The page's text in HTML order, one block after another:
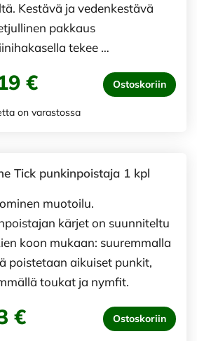
Kestävä ja vedenkestävä
pakkaus
tekee …
€ Ostoskoriin
on varastossa
Tick punkinpoistaja 1 kpl
muotoilu.
kärjet on suunniteltu
koon mukaan: suuremmalla
poistetaan aikuiset punkit,
toukat ja nymfit.
€ Ostoskoriin